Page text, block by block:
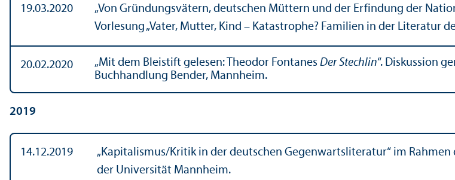
19.03.2020 „Von Gründungs­vätern, deutschen Müttern und der Erfindung der
Vorlesung „Vater, Mutter, Kind – Katastrophe? Familien in der Literatur
20.02.2020 „Mit dem Bleistift gelesen: Theodor Fontanes Der Stechlin“. Diskussion
Buchhandlung Bender, Mannheim.
2019
14.12.2019
„Kapitalismus/Kritik in der deutschen Gegenwartsliteratur“ im
der Universität Mannheim.